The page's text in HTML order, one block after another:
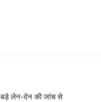
बड़े लेन-देन की जांच से